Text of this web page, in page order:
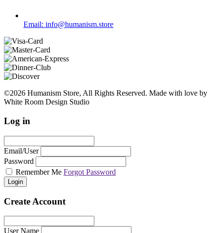
Email: info@humanism.store
©2026 Humanism Store, All Rights Reserved. Made with love by
White Room Design Studio
Log in
Email/User
Password
Remember Me Forgot Password
Login
Create Account
User Name